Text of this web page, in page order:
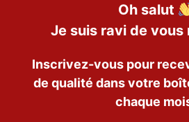
Oh salut
Je suis ravi de vous
Inscrivez-vous pour
de qualité dans votre
chaque